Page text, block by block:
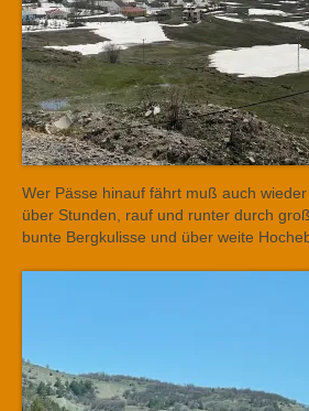
Wer Pässe hinauf fährt muß auch
über Stunden, rauf und runter durch
bunte Bergkulisse und über weite